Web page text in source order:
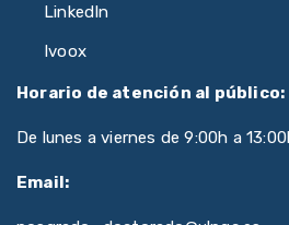
LinkedIn
Ivoox
Horario de atención al público:
De lunes a viernes de 9:00h a
Email: